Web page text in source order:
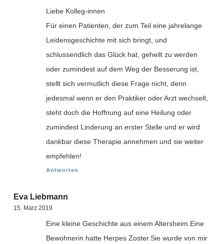
Liebe Kolleg-innen
Für einen Patienten, der zum Teil eine jahrelange
Leidensgeschichte mit sich bringt, und
schlussendlich das Glück hat, geheilt zu werden
oder zumindest auf dem Weg der Besserung ist,
stellt sich vermutlich diese Frage nicht, denn
jedesmal wenn er den Praktiker oder Arzt wechselt,
steht doch die Hoffnung auf eine Heilung oder
zumindest Linderung an erster Stelle und er wird
dankbar diese Therapie annehmen und sie weiter
empfehlen!
Antworten
Eva Liebmann
15. März 2019
Eine kleine Geschichte aus einem Altersheim.Eine
Bewohnerin hatte Herpes Zoster.Sie wurde von mir